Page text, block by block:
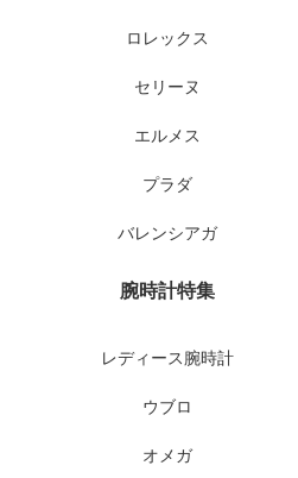
ロレックス
セリーヌ
エルメス
プラダ
バレンシアガ
腕時計特集
レディース腕時計
ウブロ
オメガ